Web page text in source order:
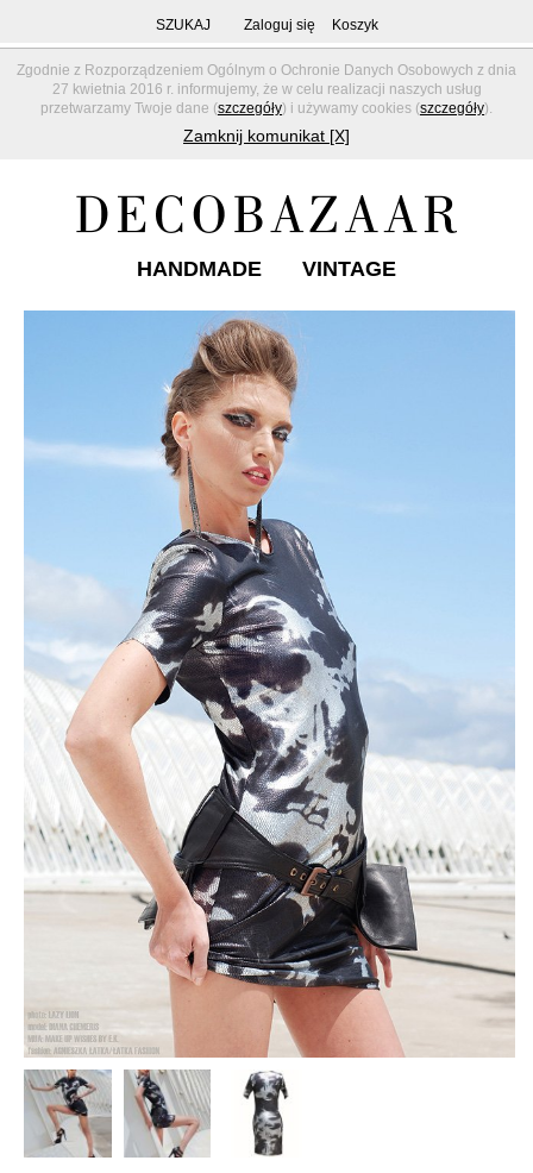
Zgodnie z Rozporządzeniem Ogólnym o Ochronie Danych Osobowych z dnia
27 kwietnia 2016 r. informujemy, że w celu realizacji naszych usług
przetwarzamy Twoje dane (szczegóły) i używamy cookies (szczegóły).
Zamknij komunikat [X]
SZUKAJ Zaloguj się Koszyk
HANDMADE VINTAGE